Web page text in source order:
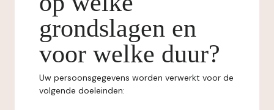
grondslagen en
voor welke duur?
Uw persoonsgegevens worden verwerkt voor de
volgende doeleinden: